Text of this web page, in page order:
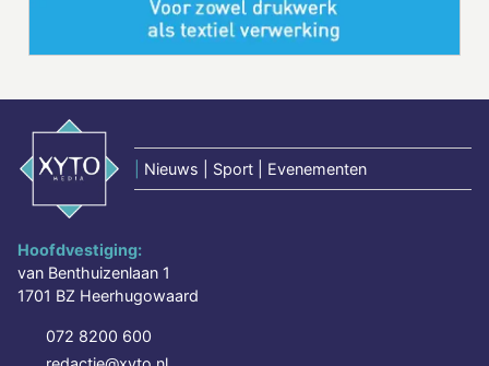
Nieuws | Sport | Evenementen
Hoofdvestiging:
van Benthuizenlaan 1
1701 BZ Heerhugowaard
072 8200 600